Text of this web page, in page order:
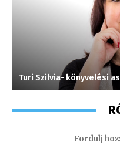
Turi Szilvia- könyvelési
Fordulj